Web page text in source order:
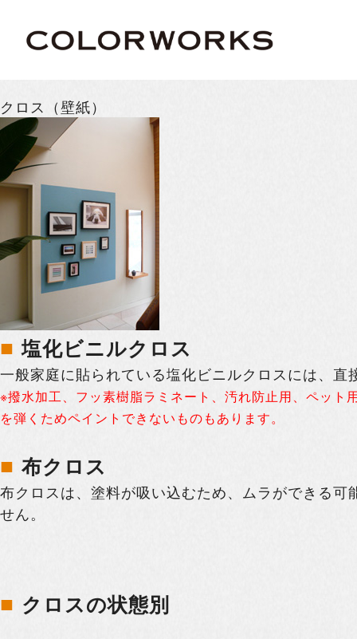
クロス（壁紙）
■塩化ビニルクロス
一般家庭に貼られている塩化ビニルクロスには、直
※撥水加工、フッ素樹脂ラミネート、汚れ防止用、ペット
を弾くためペイントできないものもあります。
■ 布クロス
布クロスは、塗料が吸い込むため、ムラができる
せん。
■ クロスの状態別